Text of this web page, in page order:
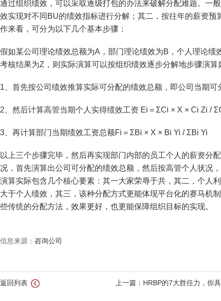
通过组织绩效，可以采取逐级打包的办法来破解分配难题。一
效实现对不同BU的绩效指标进行分解；其二，按往年的薪资
作来看，可分为以下几个基本步骤：
假如某公司理论绩效总额为A，部门理论绩效为B，个人理论
考核结果为Z，则实际演算可以按组织绩效逐步分解地步骤演算
1、首先按公司绩效推算实际可分配的绩效总额，即公司当期
2、然后计算高管当期个人实得绩效工资 Ei＝ΣCi × X × Ci Zi /
3、再计算部门当期绩效工资总额Fi＝ΣBi × X × Bi Yi / ΣBi Yi
以上三个步骤完毕，然后再实现部门内部的员工个人的薪资分
况，首先演算出公司可分配的绩效总额，然后按高管个人状况
演算实际包含几个核心要素：其一大家荣辱于共，其二，个人
大于个人绩效，其三，该种分配方式更能体现平台化的赛马机
些传统的分配方法，效果更好，也更能保障组织目标的实现。
信息来源： 咨询公司
返回列表 上一篇：HRBP的7大胜任力，你